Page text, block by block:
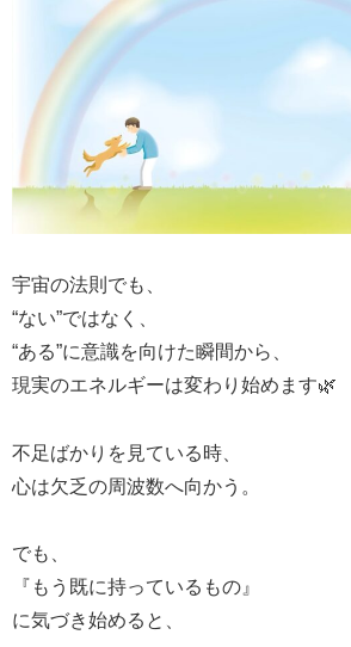
宇宙の法則でも、
“ない”ではなく、
“ある”に意識を向けた瞬間から、
現実のエネルギーは変わり始めます🌿
不足ばかりを見ている時、
心は欠乏の周波数へ向かう。
でも、
『もう既に持っているもの』
に気づき始めると、